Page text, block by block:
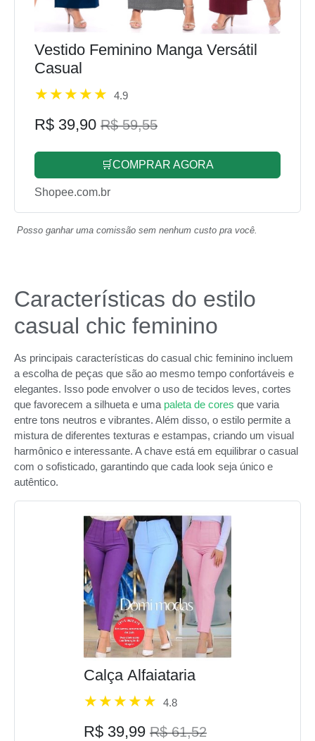
Vestido Feminino Manga Versátil
Casual
4.9
R$ 39,90 R$ 59,55
🛒COMPRAR AGORA
Shopee.com.br
Posso ganhar uma comissão sem nenhum custo pra você.
Características do estilo
casual chic feminino
As principais características do casual chic feminino incluem
a escolha de peças que são ao mesmo tempo confortáveis e
elegantes. Isso pode envolver o uso de tecidos leves, cortes
que favorecem a silhueta e uma paleta de cores que varia
entre tons neutros e vibrantes. Além disso, o estilo permite a
mistura de diferentes texturas e estampas, criando um visual
harmônico e interessante. A chave está em equilibrar o casual
com o sofisticado, garantindo que cada look seja único e
autêntico.
Calça Alfaiataria
4.8
R$ 39,99 R$ 61,52